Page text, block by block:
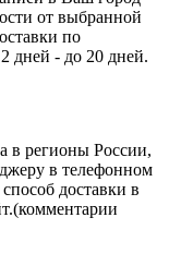
от выбранной
по
дней - до 20 дней.
в регионы России,
в телефонном
доставки в